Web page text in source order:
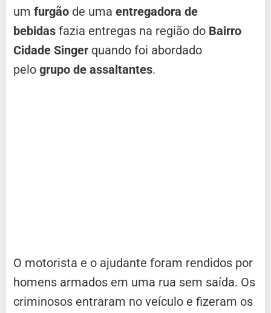
um furgão de uma entregadora de
bebidas fazia entregas na região do Bairro
Cidade Singer quando foi abordado
pelo grupo de assaltantes.
O motorista e o ajudante foram rendidos por
homens armados em uma rua sem saída. Os
criminosos entraram no veículo e fizeram os